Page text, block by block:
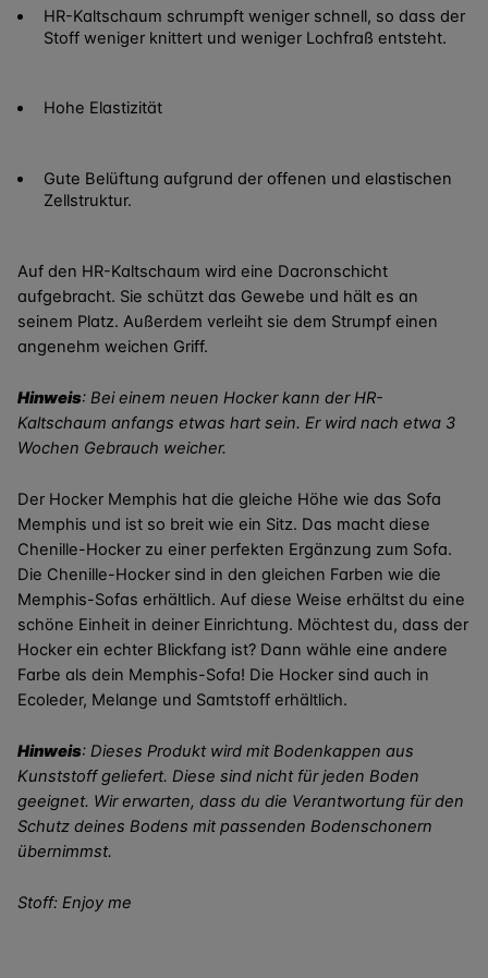
HR-Kaltschaum schrumpft weniger schnell, so dass der
Stoff weniger knittert und weniger Lochfraß entsteht.
Hohe Elastizität
Gute Belüftung aufgrund der offenen und elastischen
Zellstruktur.
Auf den HR-Kaltschaum wird eine Dacronschicht
aufgebracht. Sie schützt das Gewebe und hält es an
seinem Platz. Außerdem verleiht sie dem Strumpf einen
angenehm weichen Griff.
Hinweis: Bei einem neuen Hocker kann der HR-
Kaltschaum anfangs etwas hart sein. Er wird nach etwa 3
Wochen Gebrauch weicher.
Der Hocker Memphis hat die gleiche Höhe wie das Sofa
Memphis und ist so breit wie ein Sitz. Das macht diese
Chenille-Hocker zu einer perfekten Ergänzung zum Sofa.
Die Chenille-Hocker sind in den gleichen Farben wie die
Memphis-Sofas erhältlich. Auf diese Weise erhältst du eine
schöne Einheit in deiner Einrichtung. Möchtest du, dass der
Hocker ein echter Blickfang ist? Dann wähle eine andere
Farbe als dein Memphis-Sofa! Die Hocker sind auch in
Ecoleder, Melange und Samtstoff erhältlich.
Hinweis: Dieses Produkt wird mit Bodenkappen aus
Kunststoff geliefert. Diese sind nicht für jeden Boden
geeignet. Wir erwarten, dass du die Verantwortung für den
Schutz deines Bodens mit passenden Bodenschonern
übernimmst.
Stoff: Enjoy me